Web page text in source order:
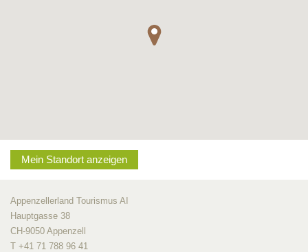
Mein Standort anzeigen
Appenzellerland Tourismus AI
Hauptgasse 38
CH-9050 Appenzell
T +41 71 788 96 41